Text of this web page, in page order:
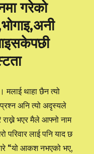
गरेको
मलाई थाहा छैन त्यो
अनि त्यो अदृस्यले
भएर मैले आफ्नो नाम
परिवार लाई पनि याद छ
“यो आकश नभएको भए,